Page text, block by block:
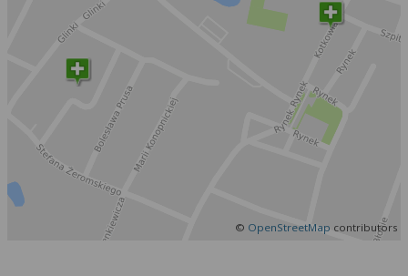
© OpenStreetMap contributors
Więcej informacji na temat wykorzystywania
narzędzi zewnętrznych w naszym serwisie